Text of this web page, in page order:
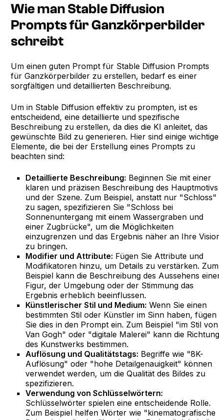
Wie man Stable Diffusion
Prompts für Ganzkörperbilder
schreibt
Um einen guten Prompt für Stable Diffusion Prompts
für Ganzkörperbilder zu erstellen, bedarf es einer
sorgfältigen und detaillierten Beschreibung.
Um in Stable Diffusion effektiv zu prompten, ist es
entscheidend, eine detaillierte und spezifische
Beschreibung zu erstellen, da dies die KI anleitet, das
gewünschte Bild zu generieren. Hier sind einige wichtige
Elemente, die bei der Erstellung eines Prompts zu
beachten sind:
Detaillierte Beschreibung: Beginnen Sie mit einer
klaren und präzisen Beschreibung des Hauptmotivs
und der Szene. Zum Beispiel, anstatt nur "Schloss"
zu sagen, spezifizieren Sie "Schloss bei
Sonnenuntergang mit einem Wassergraben und
einer Zugbrücke", um die Möglichkeiten
einzugrenzen und das Ergebnis näher an Ihre
zu bringen.
Modifier und Attribute: Fügen Sie Attribute und
Modifikatoren hinzu, um Details zu verstärken. Zum
Beispiel kann die Beschreibung des Aussehens
Figur, der Umgebung oder der Stimmung das
Ergebnis erheblich beeinflussen.
Künstlerischer Stil und Medium: Wenn Sie einen
bestimmten Stil oder Künstler im Sinn haben, fügen
Sie dies in den Prompt ein. Zum Beispiel "im Stil von
Van Gogh" oder "digitale Malerei" kann die
des Kunstwerks bestimmen.
Auflösung und Qualitätstags: Begriffe wie "8K-
Auflösung" oder "hohe Detailgenauigkeit" können
verwendet werden, um die Qualität des Bildes zu
spezifizieren.
Verwendung von Schlüsselwörtern:
Schlüsselwörter spielen eine entscheidende Rolle.
Zum Beispiel helfen Wörter wie "kinematografische